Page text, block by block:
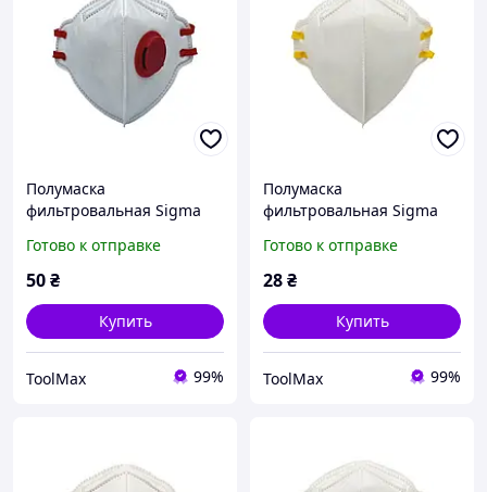
Полумаска
фильтровальная Sigma
с клапаном
Готово к отправке
50₴
Купить
ToolMax 99%
Полумаска
фильтровальная Sigma
без клапана
Готово к отправке
28₴
Купить
ToolMax 99%